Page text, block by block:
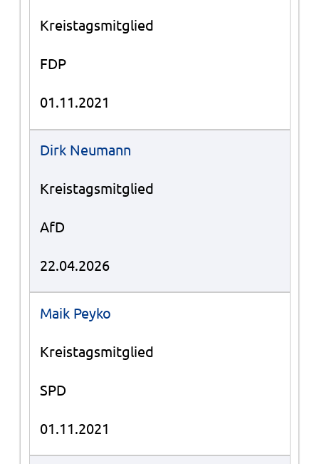
Kreistagsmitglied
FDP
01.11.2021
Dirk Neumann
Kreistagsmitglied
AfD
22.04.2026
Maik Peyko
Kreistagsmitglied
SPD
01.11.2021